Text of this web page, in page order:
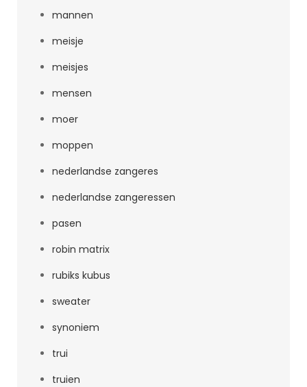
mannen
meisje
meisjes
mensen
moer
moppen
nederlandse zangeres
nederlandse zangeressen
pasen
robin matrix
rubiks kubus
sweater
synoniem
trui
truien